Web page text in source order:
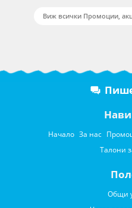
Виж всички Промоции,
Начало За нас
Талони
Общи